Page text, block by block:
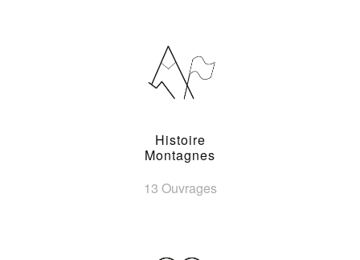
Histoire
Montagnes
13 Ouvrages